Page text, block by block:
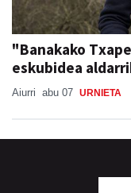
"Banakako
eskubidea
Aiurri abu 07 URNIETA